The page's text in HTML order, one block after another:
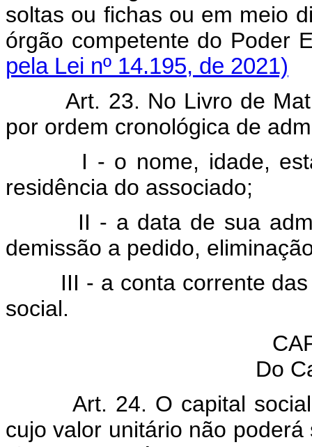
soltas ou fichas ou em meio
órgão competente do
pela Lei nº 14.195, de 2021)
Art. 23. No Livro de
por ordem cronológica de
I - o nome, idade,
residência do associado;
II - a data de sua
demissão a pedido,
III - a conta corrente das
social.
Do
Art. 24. O capital
cujo valor unitário não